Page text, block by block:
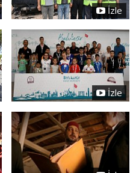
İzle
İzle